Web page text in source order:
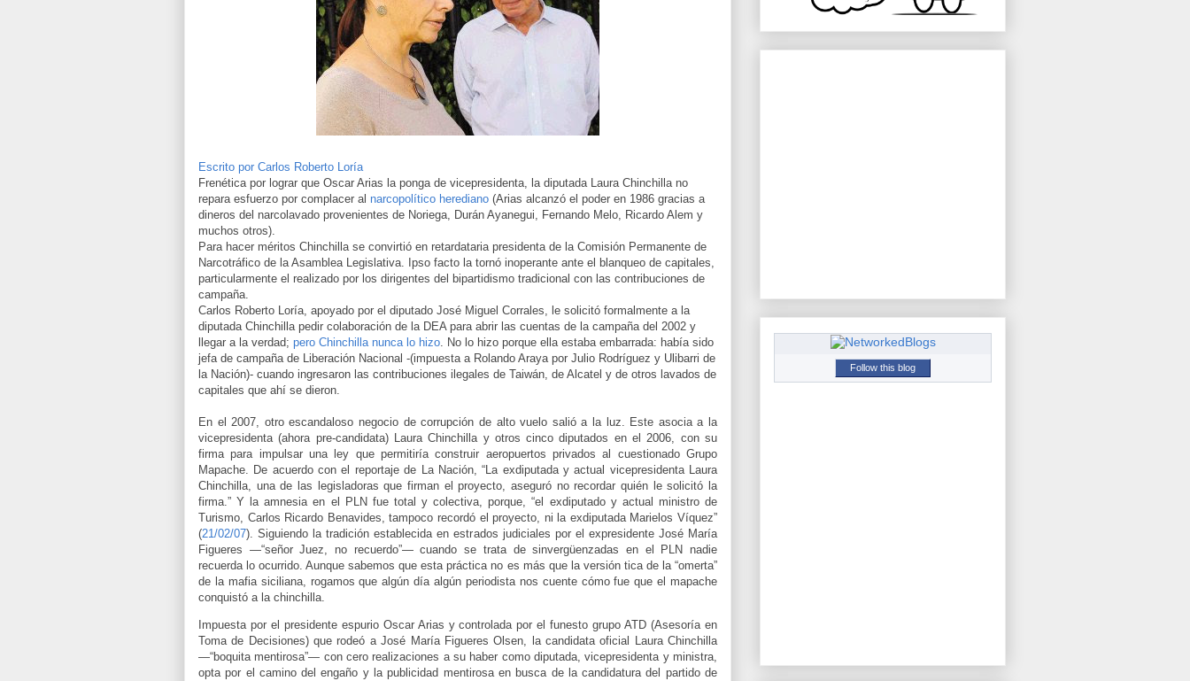
Escrito por Carlos Roberto Loría
Frenética por lograr que Oscar Arias la ponga de vicepresidenta, la diputada Laura Chinchilla no
repara esfuerzo por complacer al narcopolítico herediano (Arias alcanzó el poder en 1986 gracias a
dineros del narcolavado provenientes de Noriega, Durán Ayanegui, Fernando Melo, Ricardo Alem y
muchos otros).
Para hacer méritos Chinchilla se convirtió en retardataria presidenta de la Comisión Permanente de
Narcotráfico de la Asamblea Legislativa. Ipso facto la tornó inoperante ante el blanqueo de capitales,
particularmente el realizado por los dirigentes del bipartidismo tradicional con las contribuciones de
campaña.
Carlos Roberto Loría, apoyado por el diputado José Miguel Corrales, le solicitó formalmente a la
diputada Chinchilla pedir colaboración de la DEA para abrir las cuentas de la campaña del 2002 y
llegar a la verdad; pero Chinchilla nunca lo hizo. No lo hizo porque ella estaba embarrada: había sido
jefa de campaña de Liberación Nacional -(impuesta a Rolando Araya por Julio Rodríguez y Ulibarri de
la Nación)- cuando ingresaron las contribuciones ilegales de Taiwán, de Alcatel y de otros lavados de
capitales que ahí se dieron.
En el 2007, otro escandaloso negocio de corrupción de alto vuelo salió a la luz. Este asocia a la
vicepresidenta (ahora pre-candidata) Laura Chinchilla y otros cinco diputados en el 2006, con su
firma para impulsar una ley que permitiría construir aeropuertos privados al cuestionado Grupo
Mapache. De acuerdo con el reportaje de La Nación, “La exdiputada y actual vicepresidenta Laura
Chinchilla, una de las legisladoras que firman el proyecto, aseguró no recordar quién le solicitó la
firma.” Y la amnesia en el PLN fue total y colectiva, porque, “el exdiputado y actual ministro de
Turismo, Carlos Ricardo Benavides, tampoco recordó el proyecto, ni la exdiputada Marielos Víquez”
(21/02/07). Siguiendo la tradición establecida en estrados judiciales por el expresidente José María
Figueres —“señor Juez, no recuerdo”— cuando se trata de sinvergüenzadas en el PLN nadie
recuerda lo ocurrido. Aunque sabemos que esta práctica no es más que la versión tica de la “omerta”
de la mafia siciliana, rogamos que algún día algún periodista nos cuente cómo fue que el mapache
conquistó a la chinchilla.
Impuesta por el presidente espurio Oscar Arias y controlada por el funesto grupo ATD (Asesoría en
Toma de Decisiones) que rodeó a José María Figueres Olsen, la candidata oficial Laura Chinchilla
—“boquita mentirosa”— con cero realizaciones a su haber como diputada, vicepresidenta y ministra,
opta por el camino del engaño y la publicidad mentirosa en busca de la candidatura del partido de
Follow this blog